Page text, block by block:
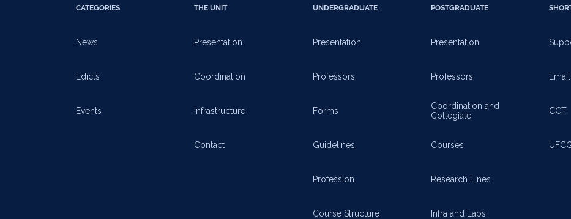
CATEGORIES
News
Edicts
Events
THE UNIT
Presentation
Coordination
Infrastructure
Contact
UNDERGRADUATE
Presentation
Professors
Forms
Guidelines
Profession
Course Structure
POSTGRADUATE
Presentation
Professors
Coordination and
Collegiate
Courses
Research Lines
Infra and Labs
Email
CCT